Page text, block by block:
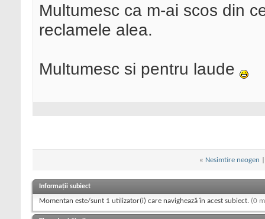
Multumesc ca m-ai scos din
reclamele alea.
Multumesc si pentru laude
« Nesimtire neogen
Informații subiect
Momentan este/sunt 1 utilizator(i) care navighează în acest subiect. (0